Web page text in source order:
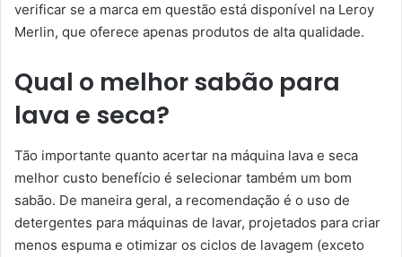
verificar se a marca em questão está disponível na Leroy
Merlin, que oferece apenas produtos de alta qualidade.
Qual o melhor sabão para
lava e seca?
Tão importante quanto acertar na máquina lava e seca
melhor custo benefício é selecionar também um bom
sabão. De maneira geral, a recomendação é o uso de
detergentes para máquinas de lavar, projetados para criar
menos espuma e otimizar os ciclos de lavagem (exceto